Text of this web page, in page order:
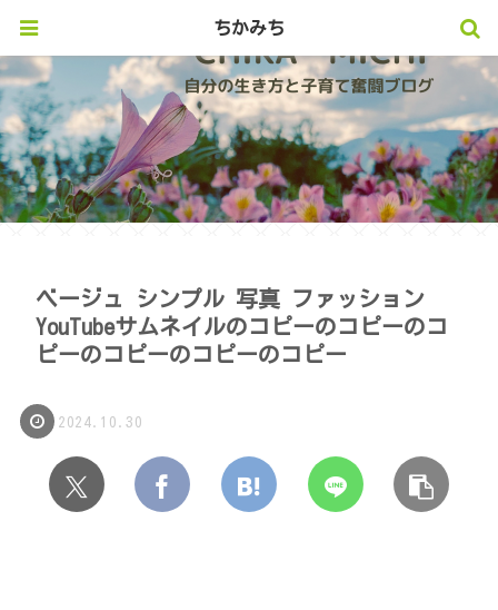
ベージュ シンプル 写真 ファッション
YouTubeサムネイルのコピーのコピーのコ
ピーのコピーのコピーのコピー
2024.10.30
ちかみち